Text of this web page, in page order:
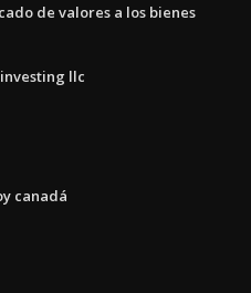
de valores a los bienes
llc
canadá